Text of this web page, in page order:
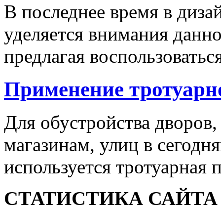
В последнее время в
уделяется внимания
предлагая
Применение
Для обустройства
магазинам, улиц в
используется тротуарная
СТАТИСТИКА САЙТА